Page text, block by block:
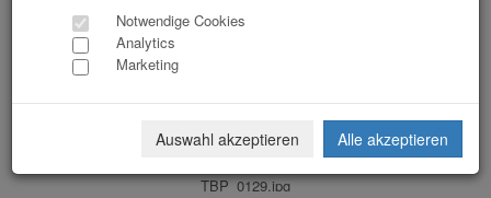
TBP_0129.jpg
Notwendige Cookies
Analytics
Marketing
Auswahl akzeptieren Alle akzeptieren